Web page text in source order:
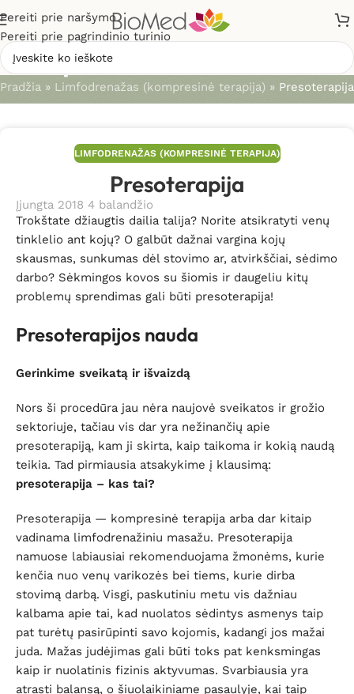
Pereiti prie naršymo
Pereiti prie pagrindinio turinio
Straipsniai
Pradžia » Limfodrenažas (kompresinė terapija) » Presoterapija
LIMFODRENAŽAS (KOMPRESINĖ TERAPIJA)
Presoterapija
Įjungta 2018 4 balandžio
Trokštate džiaugtis dailia talija? Norite atsikratyti venų
tinklelio ant kojų? O galbūt dažnai vargina kojų
skausmas, sunkumas dėl stovimo ar, atvirkščiai, sėdimo
darbo? Sėkmingos kovos su šiomis ir daugeliu kitų
problemų sprendimas gali būti presoterapija!
Presoterapijos nauda
Gerinkime sveikatą ir išvaizdą
Nors ši procedūra jau nėra naujovė sveikatos ir grožio
sektoriuje, tačiau vis dar yra nežinančių apie
presoterapiją, kam ji skirta, kaip taikoma ir kokią naudą
teikia. Tad pirmiausia atsakykime į klausimą:
presoterapija – kas tai?
Presoterapija — kompresinė terapija arba dar kitaip
vadinama limfodrenažiniu masažu. Presoterapija
namuose labiausiai rekomenduojama žmonėms, kurie
kenčia nuo venų varikozės bei tiems, kurie dirba
stovimą darbą. Visgi, paskutiniu metu vis dažniau
kalbama apie tai, kad nuolatos sėdintys asmenys taip
pat turėtų pasirūpinti savo kojomis, kadangi jos mažai
juda. Mažas judėjimas gali būti toks pat kenksmingas
kaip ir nuolatinis fizinis aktyvumas. Svarbiausia yra
atrasti balansą, o šiuolaikiniame pasaulyje, kai taip